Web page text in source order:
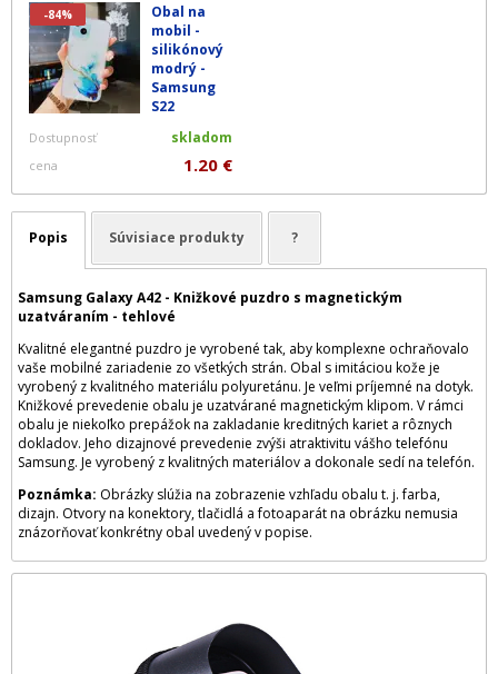
-84%
Obal na
mobil -
silikónový
modrý -
Samsung
S22
Dostupnosť skladom
cena 1.20 €
Popis Súvisiace produkty ?
Samsung Galaxy A42 - Knižkové puzdro s magnetickým
uzatváraním - tehlové
Kvalitné elegantné puzdro je vyrobené tak, aby komplexne ochraňovalo
vaše mobilné zariadenie zo všetkých strán. Obal s imitáciou kože je
vyrobený z kvalitného materiálu polyuretánu. Je veľmi príjemné na dotyk.
Knižkové prevedenie obalu je uzatvárané magnetickým klipom. V rámci
obalu je niekoľko prepážok na zakladanie kreditných kariet a rôznych
dokladov. Jeho dizajnové prevedenie zvýši atraktivitu vášho telefónu
Samsung. Je vyrobený z kvalitných materiálov a dokonale sedí na telefón.
Poznámka: Obrázky slúžia na zobrazenie vzhľadu obalu t. j. farba,
dizajn. Otvory na konektory, tlačidlá a fotoaparát na obrázku nemusia
znázorňovať konkrétny obal uvedený v popise.